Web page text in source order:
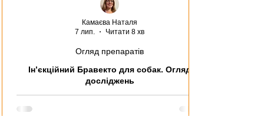
Ін’єкційний Бравекто для собак. Огляд
досліджень
Огляд препаратів
Камаєва Наталя
7 лип.
Читати 8 хв